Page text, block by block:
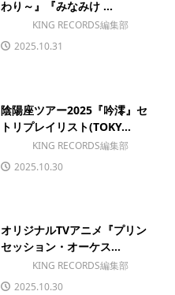
わり～』『みなみけ ...
KING RECORDS編集部
2025.10.31
陰陽座ツアー2025『吟澪』セ
トリプレイリスト(TOKY...
KING RECORDS編集部
2025.10.30
オリジナルTVアニメ『プリン
セッション・オーケス...
KING RECORDS編集部
2025.10.30